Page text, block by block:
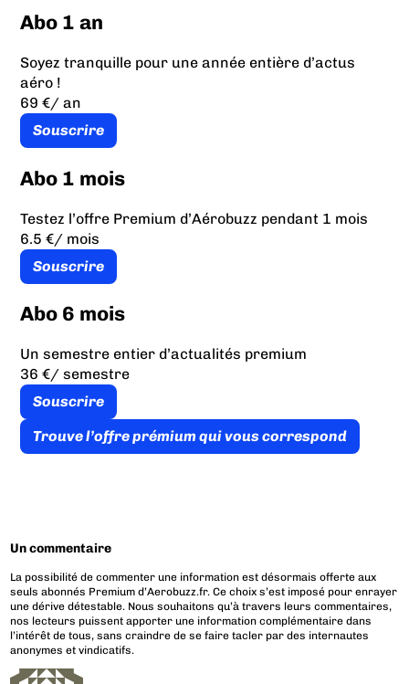
Abo 1 an
Soyez tranquille pour une année entière d’actus
aéro !
69 €/ an
Souscrire
Abo 1 mois
Testez l’offre Premium d’Aérobuzz pendant 1 mois
6.5 €/ mois
Souscrire
Abo 6 mois
Un semestre entier d’actualités premium
36 €/ semestre
Souscrire
Trouve l’offre prémium qui vous correspond
Un commentaire
La possibilité de commenter une information est désormais offerte aux
seuls abonnés Premium d’Aerobuzz.fr. Ce choix s’est imposé pour enrayer
une dérive détestable. Nous souhaitons qu’à travers leurs commentaires,
nos lecteurs puissent apporter une information complémentaire dans
l’intérêt de tous, sans craindre de se faire tacler par des internautes
anonymes et vindicatifs.